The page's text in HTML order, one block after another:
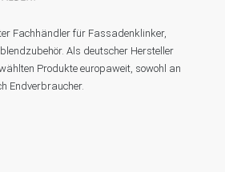
Fachhändler für Fassadenklinker,
Als deutscher Hersteller
Produkte europaweit, sowohl an
Endverbraucher.